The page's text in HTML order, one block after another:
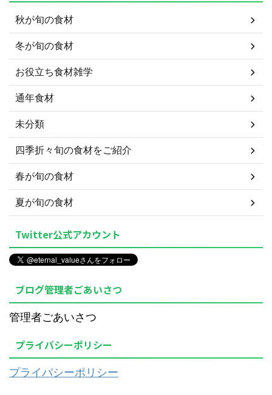
秋が旬の食材
冬が旬の食材
お役立ち食材雑学
通年食材
未分類
四季折々旬の食材をご紹介
春が旬の食材
夏が旬の食材
Twitter公式アカウント
ブログ管理者ごあいさつ
管理者ごあいさつ
プライバシーポリシー
プライバシーポリシー